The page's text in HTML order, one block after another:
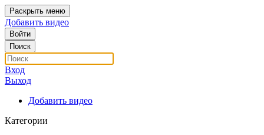
Раскрыть меню
Добавить видео
Войти
Поиск
Вход
Выход
Добавить видео
Категории